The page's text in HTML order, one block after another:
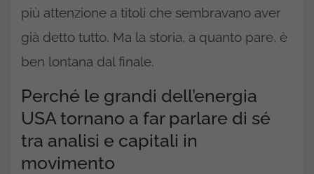
più attenzione a titoli che sembravano aver
già detto tutto. Ma la storia, a quanto pare, è
ben lontana dal finale.
Perché le grandi dell’energia
USA tornano a far parlare di sé
tra analisi e capitali in
movimento